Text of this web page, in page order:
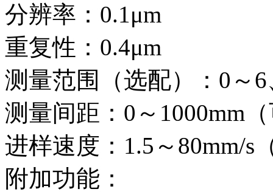
分辨率：0.1μm
重复性：0.4μm
测量范围（选配）：0～6
测量间距：0～1000mm
进样速度：1.5～80mm/s
附加功能：